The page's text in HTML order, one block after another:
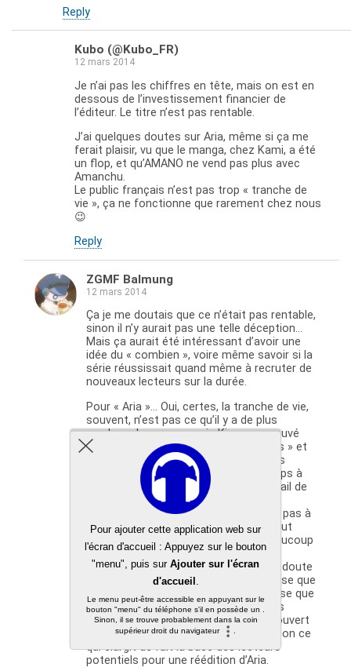
Reply
Kubo (@Kubo_FR)
12 mars 2014
Je n’ai pas les chiffres en tête, mais on est en
dessous de l’investissement financier de
l’éditeur. Le titre n’est pas rentable.
J’ai quelques doutes sur Aria, même si ça me
ferait plaisir, vu que le manga, chez Kami, a été
un flop, et qu’AMANO ne vend pas plus avec
Amanchu.
Le public français n’est pas trop « tranche de
vie », ça ne fonctionne que rarement chez nous
😉
Reply
ZGMF Balmung
12 mars 2014
Ça je me doutais que ce n’était pas rentable,
sinon il n’y aurait pas une telle déception…
Mais ça aurait été intéressant d’avoir une
idée du « combien », voire même savoir si la
série réussissait quand même à recruter de
nouveaux lecteurs sur la durée.
Pour « Aria »… Oui, certes, la tranche de vie,
souvent, n’est pas ce qu’il y a de plus
vendeur chez nous, mais Ki-oon a prouvé
qu’ils savaient y faire : « Brides Stories » et
réussir à relancer « Emma ». Des titres
comme « Yotsuba& » ont mis du temps à
trouver leur place, aussi grâce au travail de
Quant au ‘flop’, l’édition de Kami n’est pas à
négliger pour tenter de l’expliquer. Il faut
quand même le rappeler, Aria en a beaucoup
souffert…
Sinon, pour un éditeur, ce titre a sans doute
plus d’arguments qu’Amanchu! (je pense que
la thématique Venise est plus vendeuse que
celle de la plongée, par exemple). Sans
compter que des personnes ont découvert
Kozue Amano via Amanchu! chez Ki-oon ce
qui élargit de fait la base des lecteurs
potentiels pour une réédition d’Aria.